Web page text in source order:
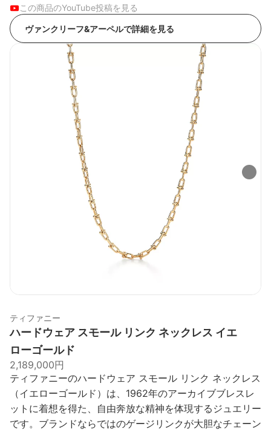
この商品のYouTube投稿を見る
ヴァンクリーフ&アーペルで詳細を見る
ティファニー
ハードウェア スモール リンク ネックレス イエ
ローゴールド
2,189,000円
ティファニーのハードウェア スモール リンク ネックレス
（イエローゴールド）は、1962年のアーカイブブレスレ
ットに着想を得た、自由奔放な精神を体現するジュエリー
です。ブランドならではのゲージリンクが大胆なチェーン